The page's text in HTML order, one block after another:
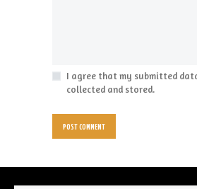
I agree that my submitted
collected and stored.